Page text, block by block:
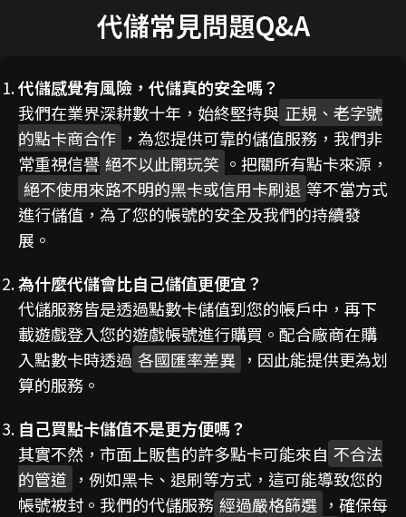
代儲常見問題Q&A
代儲感覺有風險，代儲真的安全嗎？
我們在業界深耕數十年，始終堅持與 正規、老字號
的點卡商合作 ，為您提供可靠的儲值服務，我們非
常重視信譽 絕不以此開玩笑 。把關所有點卡來源，
絕不使用來路不明的黑卡或信用卡刷退 等不當方式
進行儲值，為了您的帳號的安全及我們的持續發
展。
為什麼代儲會比自己儲值更便宜？
代儲服務皆是透過點數卡儲值到您的帳戶中，再下
載遊戲登入您的遊戲帳號進行購買。配合廠商在購
入點數卡時透過 各國匯率差異 ，因此能提供更為划
算的服務。
自己買點卡儲值不是更方便嗎？
其實不然，市面上販售的許多點卡可能來自 不合法
的管道 ，例如黑卡、退刷等方式，這可能導致您的
帳號被封。我們的代儲服務 經過嚴格篩選 ，確保每